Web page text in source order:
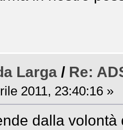
Larga / Re:
2011, 23:40:16 »
dalla